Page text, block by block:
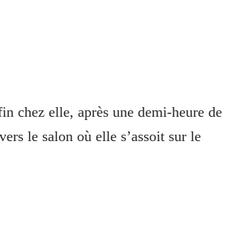
chez elle, après une demi-heure de
le salon où elle s’assoit sur le